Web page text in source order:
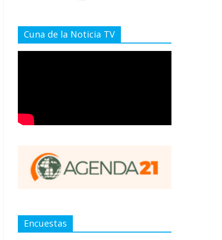
Cuna de la Noticia TV
Encuestas